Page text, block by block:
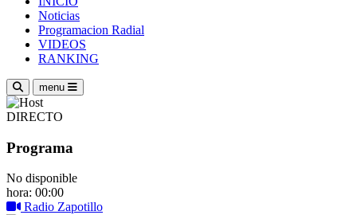
Noticias
Programacion Radial
VIDEOS
RANKING
menu
DIRECTO
Programa
No disponible
hora: 00:00
Radio Zapotillo